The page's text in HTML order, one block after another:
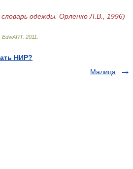
одежды. Орленко Л.В., 1996)
EdwART. 2011
НИР?
Малица